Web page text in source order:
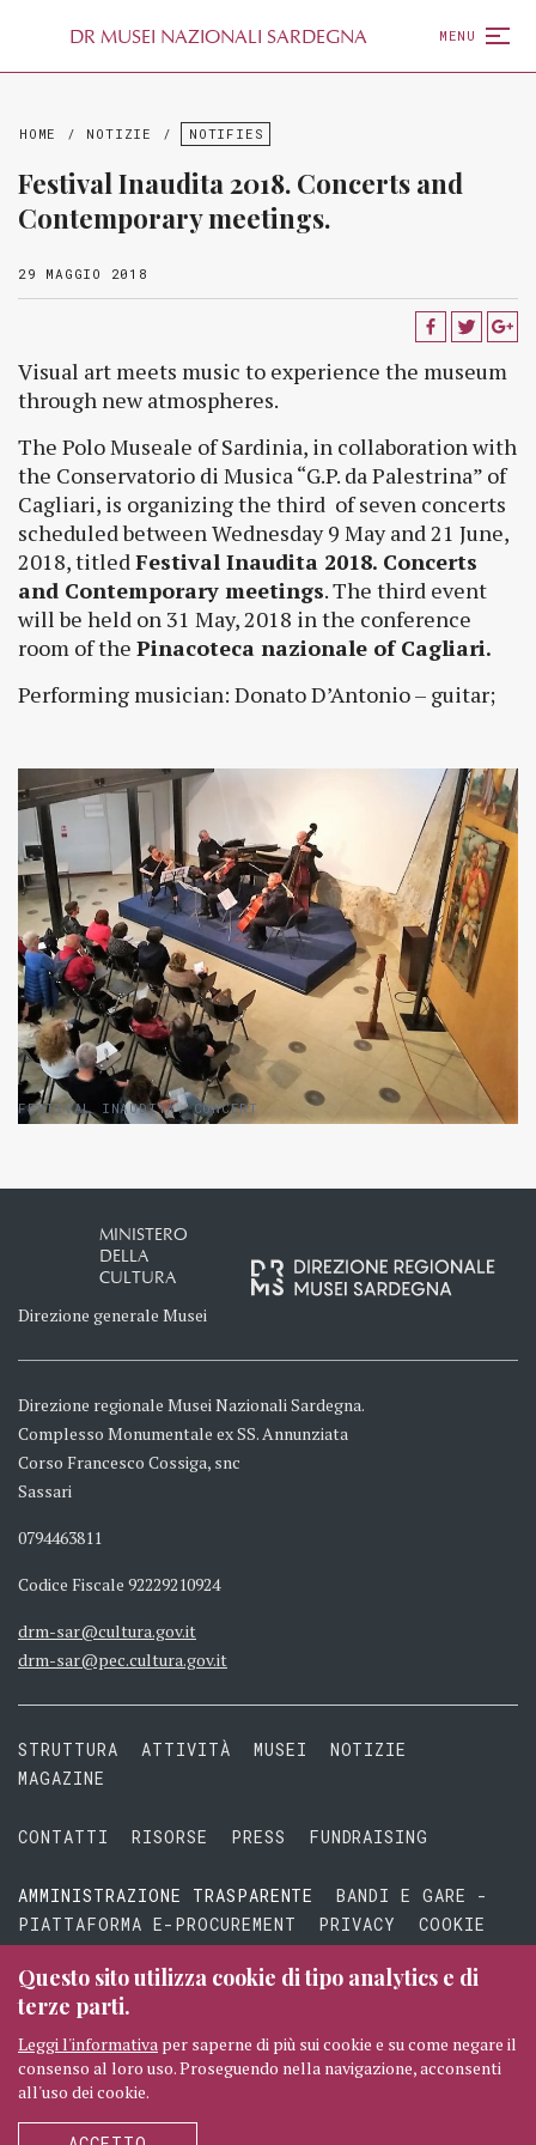
DR MUSEI NAZIONALI SARDEGNA MENU
HOME / NOTIZIE / NOTIFIES
Festival Inaudita 2018. Concerts and
Contemporary meetings.
29 MAGGIO 2018
Visual art meets music to experience the museum
through new atmospheres.
The Polo Museale of Sardinia, in collaboration with
the Conservatorio di Musica “G.P. da Palestrina” of
Cagliari, is organizing the third of seven concerts
scheduled between Wednesday 9 May and 21 June,
2018, titledFestival Inaudita 2018. Concerts
and Contemporary meetings. The third event
will be held on 31 May, 2018 in the conference
room of the Pinacoteca nazionale of Cagliari.
Performing musician: Donato D’Antonio – guitar;
FESTIVAL INAUDITA. CONCERT
MINISTERO
DELLA
CULTURA
Direzione generale Musei
Direzione regionale Musei Nazionali Sardegna.
Complesso Monumentale ex SS. Annunziata
Corso Francesco Cossiga, snc
Sassari
0794463811
Codice Fiscale 92229210924
drm-sar@cultura.gov.it
drm-sar@pec.cultura.gov.it
STRUTTURA ATTIVITÀ MUSEI
NOTIZIE
MAGAZINE
CONTATTI RISORSE PRESS FUNDRAISING
AMMINISTRAZIONE TRASPARENTE
BANDI E GARE -
PIATTAFORMA E-PROCUREMENT
PRIVACY
COOKIE
TERMINI E CONDIZIONI
© 2026 MIBAC TUTTI I DIRITTI RISERVATI CREDITI
SEGUICI
Questo sito utilizza cookie di tipo analytics e di
terze parti.
Leggi l'informativa per saperne di più sui cookie e su come negare il
consenso al loro uso. Proseguendo nella navigazione, acconsenti
all'uso dei cookie.